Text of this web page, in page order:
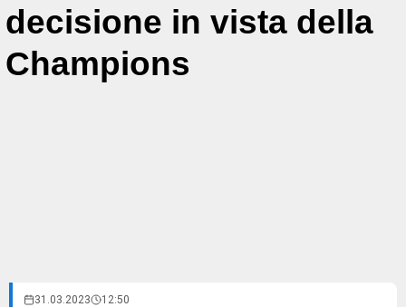
decisione in vista della
Champions
31.03.2023 12:50